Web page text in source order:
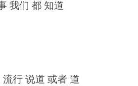
我们 都 知道
行 说道 或者 道